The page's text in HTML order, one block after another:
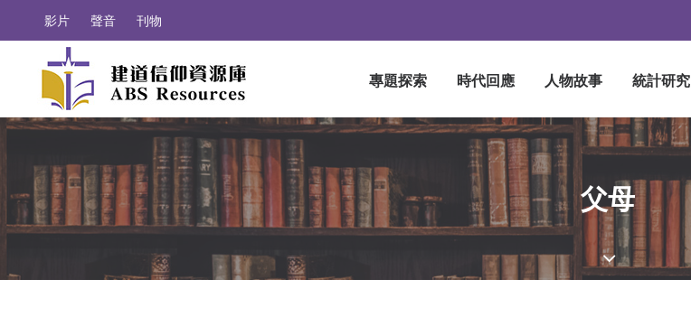
影片 聲音 刊物
專題探索 時代回應 人物故事 統計研究
父母